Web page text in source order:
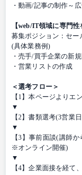
・動画/記事の制作～
【web/IT領域に専門
募集ポジション：セー
(具体業務例)
・売手/買手企業の新
・営業リストの作成
＜選考フロー＞
【1】本ページよりエ
▼
【2】書類選考(3営業
▼
【3】事前面談(講師
※オンライン開催)
▼
【4】企業面接を経て